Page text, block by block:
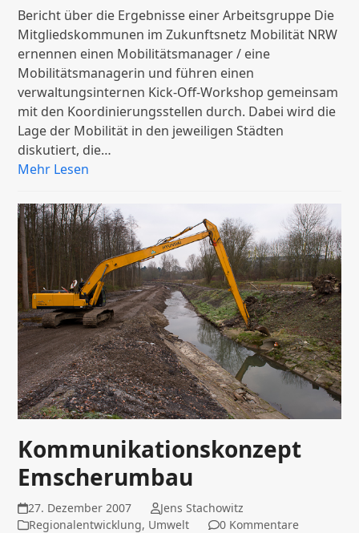
Bericht über die Ergebnisse einer Arbeitsgruppe Die
Mitgliedskommunen im Zukunftsnetz Mobilität NRW
ernennen einen Mobilitätsmanager / eine
Mobilitätsmanagerin und führen einen
verwaltungsinternen Kick-Off-Workshop gemeinsam
mit den Koordinierungsstellen durch. Dabei wird die
Lage der Mobilität in den jeweiligen Städten
diskutiert, die…
Mehr Lesen
Kommunikationskonzept
Emscherumbau
27. Dezember 2007
Jens Stachowitz
Regionalentwicklung, Umwelt 0 Kommentare